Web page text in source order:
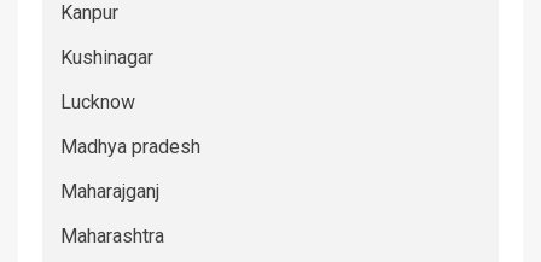
Kanpur
Kushinagar
Lucknow
Madhya pradesh
Maharajganj
Maharashtra